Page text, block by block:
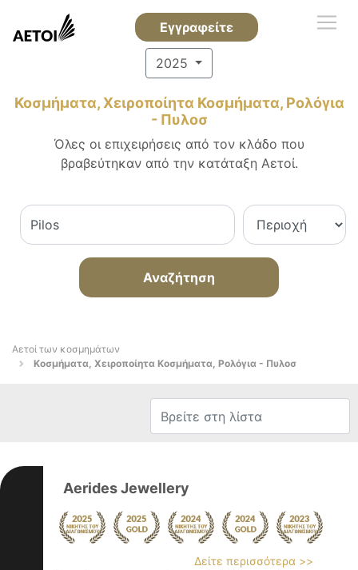
Εγγραφείτε
2025
Κοσμήματα, Χειροποίητα Κοσμήματα, Ρολόγια
- Πυλοσ
Όλες οι επιχειρήσεις από τον κλάδο που
βραβεύτηκαν από την κατάταξη Αετοί.
Αναζήτηση
Αετοί των κοσμημάτων
Κοσμήματα, Χειροποίητα Κοσμήματα, Ρολόγια - Πυλοσ
Aerides Jewellery
Δείτε περισσότερα >>